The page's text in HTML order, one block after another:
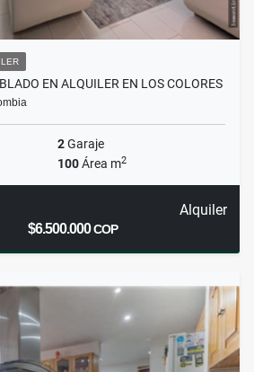
EN ALQUILER EN LOS COLORES
2Garaje
100Área m2
Alquiler
$6.500.000COP